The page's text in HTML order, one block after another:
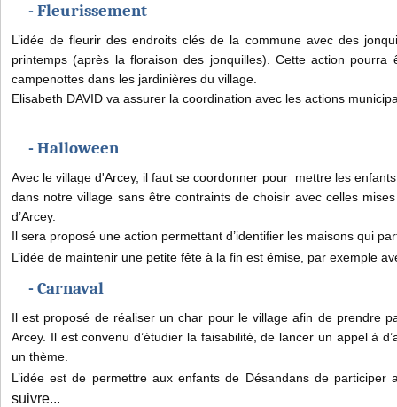
- Fleurissement
L’idée de fleurir des endroits clés de la commune avec des
printemps (après la floraison des jonquilles). Cette action pourra
campenottes dans les jardinières du village.
Elisabeth DAVID va assurer la coordination avec les actions
- Halloween
Avec le village d'Arcey, il faut se coordonner pour mettre les
dans notre village sans être contraints de choisir avec celles
d’Arcey.
Il sera proposé une action permettant d’identifier les maisons qui
L’idée de maintenir une petite fête à la fin est émise, par exemple
- Carnaval
Il est proposé de réaliser un char pour le village afin de prendre
Arcey. Il est convenu d’étudier la faisabilité, de lancer un appel à
un thème.
L’idée est de permettre aux enfants de Désandans de participer
suivre...